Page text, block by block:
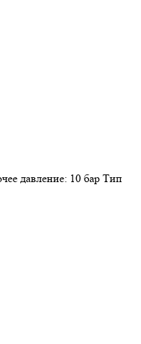
давление: 10 бар Тип